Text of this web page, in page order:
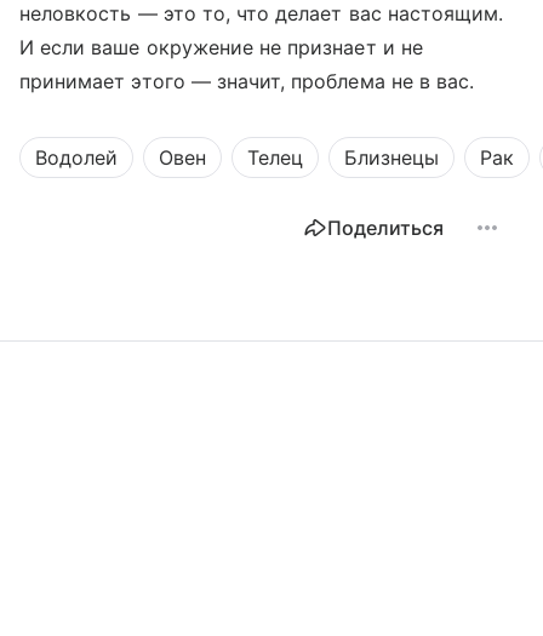
неловкость — это то, что делает вас настоящим.
И если ваше окружение не признает и не
принимает этого — значит, проблема не в вас.
Водолей Овен Телец Близнецы Рак
Поделиться